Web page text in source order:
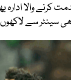
کرنے والا ادارہ
سینٹر سے